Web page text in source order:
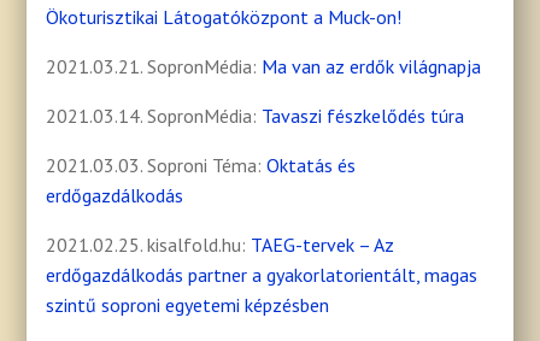
Ökoturisztikai Látogatóközpont a Muck-on!
2021.03.21. SopronMédia: Ma van az erdők világnapja
2021.03.14. SopronMédia: Tavaszi fészkelődés túra
2021.03.03. Soproni Téma:Oktatás és
erdőgazdálkodás
2021.02.25. kisalfold.hu: TAEG-tervek – Az
erdőgazdálkodás partner a gyakorlatorientált, magas
szintű soproni egyetemi képzésben